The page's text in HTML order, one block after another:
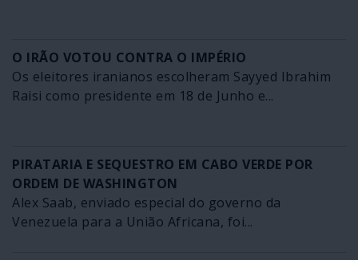
O IRÃO VOTOU CONTRA O IMPÉRIO
Os eleitores iranianos escolheram Sayyed Ibrahim
Raisi como presidente em 18 de Junho e...
PIRATARIA E SEQUESTRO EM CABO VERDE POR
ORDEM DE WASHINGTON
Alex Saab, enviado especial do governo da
Venezuela para a União Africana, foi...